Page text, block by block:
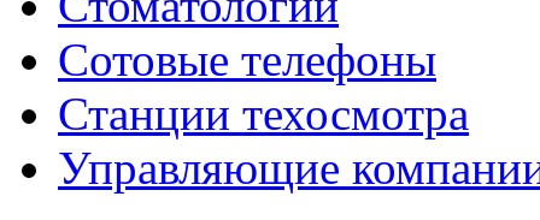
Сотовые телефоны
Станции техосмотра
Управляющие